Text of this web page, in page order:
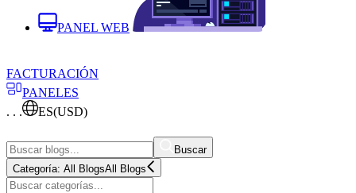
PANEL WEB
FACTURACIÓN
PANELES
. . .
ES(USD)
Buscar
Categoría: All BlogsAll Blogs